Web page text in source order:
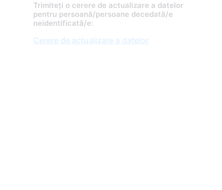
Trimiteți o cerere de actualizare a datelor
pentru persoană/persoane decedată/e
neidentificată/e:
Cerere de actualizare a datelor